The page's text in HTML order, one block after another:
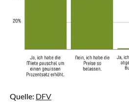
Quelle: DFV